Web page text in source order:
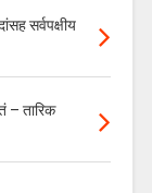
सर्वपक्षीय
– तारिक